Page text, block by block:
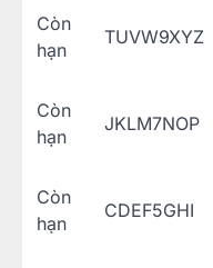
Còn
hạn
TUVW9XYZ
Còn
hạn
JKLM7NOP
Còn
hạn
CDEF5GHI